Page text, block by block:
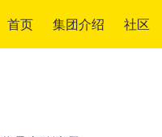
首页 集团介绍 社区